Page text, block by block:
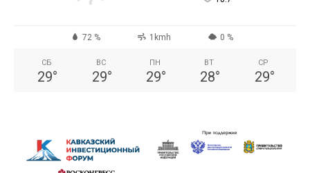
72 % 1kmh 0 %
СБ
29°
ВС
29°
ПН
29°
ВТ
28°
СР
29°